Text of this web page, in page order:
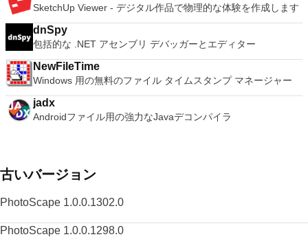
SketchUp Viewer - デジタル作品で物理的な体験を作成します
dnSpy
包括的な .NET アセンブリ デバッガーとエディター
NewFileTime
Windows 用の無料のファイル タイムスタンプ マネージャー
jadx
Androidファイル用の強力なJavaデコンパイラ
古いバージョン
PhotoScape 1.0.0.1302.0
PhotoScape 1.0.0.1298.0